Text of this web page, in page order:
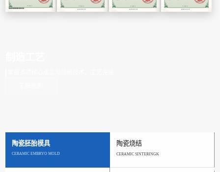
陶瓷胚胎模具
CERAMIC EMBRYO MOLD
陶瓷烧结
CERAMIC SINTERINGK